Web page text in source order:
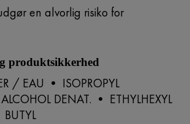
en alvorlig risiko for
produktsikkerhed
/ EAU • ISOPROPYL
DENAT. • ETHYLHEXYL